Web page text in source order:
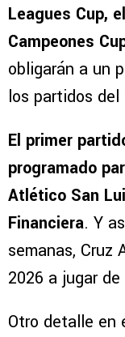
Leagues Cup,
Campeones
obligarán a un
los partidos
El primer
programado
Atlético San
Financiera. Y
semanas, Cruz
2026 a jugar
Otro detalle en